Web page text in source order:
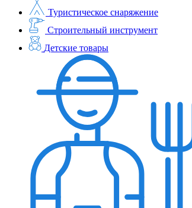
Туристическое снаряжение
Строительный инструмент
Детские товары